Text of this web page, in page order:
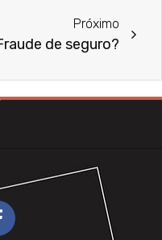
Próximo
de seguro?